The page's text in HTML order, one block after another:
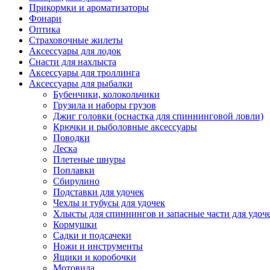
Прикормки и ароматизаторы
Фонари
Оптика
Страховочные жилеты
Аксессуары для лодок
Снасти для нахлыста
Аксессуары для троллинга
Аксессуары для рыбалки
Бубенчики, колокольчики
Грузила и наборы грузов
Джиг головки (оснастка для спиннинговой ловли)
Крючки и рыболовные аксессуары
Поводки
Леска
Плетеные шнуры
Поплавки
Сбирулино
Подставки для удочек
Чехлы и тубусы для удочек
Хлысты для спиннингов и запасные части для
Кормушки
Садки и подсачеки
Ножи и инструменты
Ящики и коробочки
Мотовила